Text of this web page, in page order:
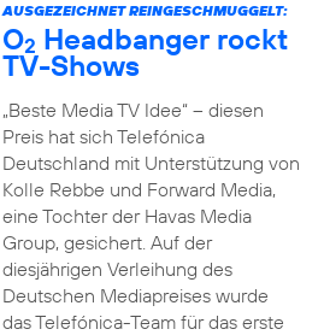
AUSGEZEICHNET REINGESCHMUGGELT:
O2 Headbanger rockt
TV-Shows
„Beste Media TV Idee“ – diesen
Preis hat sich Telefónica
Deutschland mit Unterstützung von
Kolle Rebbe und Forward Media,
eine Tochter der Havas Media
Group, gesichert. Auf der
diesjährigen Verleihung des
Deutschen Mediapreises wurde
das Telefónica-Team für das erste